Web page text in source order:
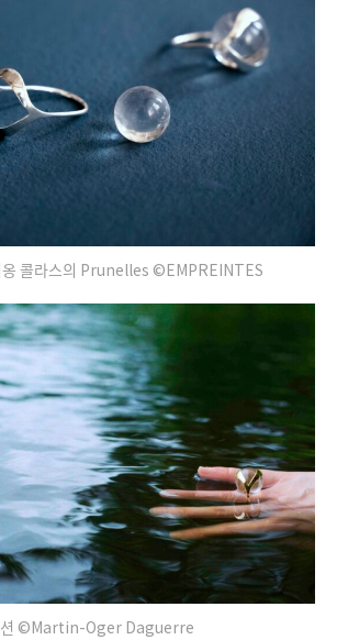
콜라스의 Prunelles ©EMPREINTES
©Martin-Oger Daguerre